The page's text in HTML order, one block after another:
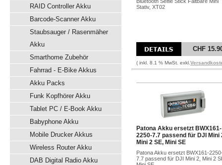
RAID Controller Akku
Barcode-Scanner Akku
Staubsauger / Rasenmäher
Akku
Smarthome Zubehör
Fahrrad - E-Bike Akkus
Akku Packs
Funk Kopfhörer Akku
Tablet PC / E-Book Akku
Babyphone Akku
Mobile Drucker Akkus
Wireless Router Akku
DAB Digital Radio Akku
Stativ, XT02
CHF
( inkl. 8.1 % MwSt. exkl.
Patona Akku ersetzt BWX161-
2250-7.7 passend für DJI Mini
Mini 2 SE, Mini SE
Patona Akku ersetzt BWX161-
7.7 passend für DJI Mini 2, Mini 2